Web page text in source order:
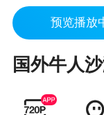
预览播放